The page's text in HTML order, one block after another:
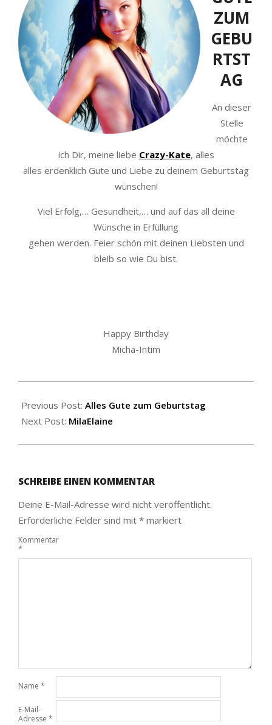
ZUM
GEBU
RTST
AG
An dieser
Stelle
möchte
ich Dir, meine liebe Crazy-Kate, alles
alles erdenklich Gute und Liebe zu deinem Geburtstag
wünschen!
Viel Erfolg,… Gesundheit,… und auf das all deine
Wünsche in Erfüllung
gehen werden. Feier schön mit deinen Liebsten und
bleib so wie Du bist.
Happy Birthday
Micha-Intim
08-
30
Previous Post: Alles Gute zum Geburtstag
Next Post: MilaElaine
SCHREIBE EINEN KOMMENTAR
Deine E-Mail-Adresse wird nicht veröffentlicht.
Erforderliche Felder sind mit * markiert
Kommentar
*
Name *
E-Mail-
Adresse *